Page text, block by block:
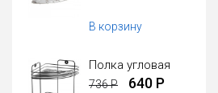
В корзину
Полка угловая
736 Р 640 Р